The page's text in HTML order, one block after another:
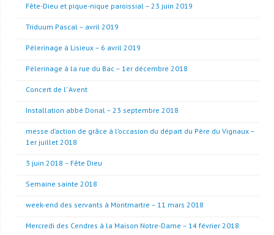
Fête-Dieu et pique-nique paroissial – 23 juin 2019
Triduum Pascal – avril 2019
Pèlerinage à Lisieux – 6 avril 2019
Pèlerinage à la rue du Bac – 1er décembre 2018
Concert de l’ Avent
Installation abbé Donal – 23 septembre 2018
messe d’action de grâce à l’occasion du départ du Père du Vignaux –
1er juillet 2018
3 juin 2018 – Fête Dieu
Semaine sainte 2018
week-end des servants à Montmartre – 11 mars 2018
Mercredi des Cendres à la Maison Notre-Dame – 14 février 2018